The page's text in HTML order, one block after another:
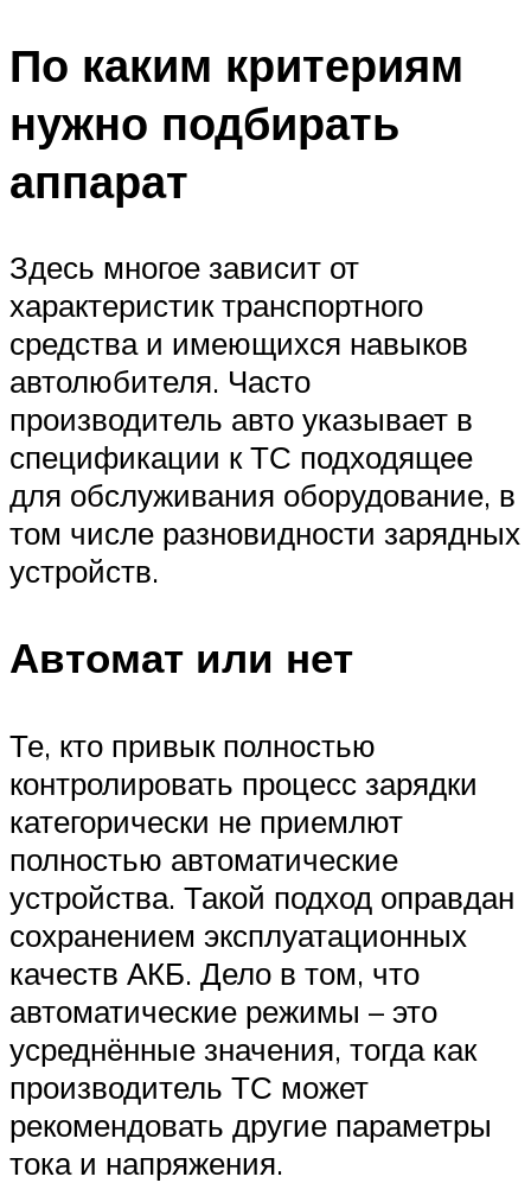
По каким критериям
нужно подбирать
аппарат
Здесь многое зависит от
характеристик транспортного
средства и имеющихся навыков
автолюбителя. Часто
производитель авто указывает в
спецификации к ТС подходящее
для обслуживания оборудование, в
том числе разновидности зарядных
устройств.
Автомат или нет
Те, кто привык полностью
контролировать процесс зарядки
категорически не приемлют
полностью автоматические
устройства. Такой подход оправдан
сохранением эксплуатационных
качеств АКБ. Дело в том, что
автоматические режимы – это
усреднённые значения, тогда как
производитель ТС может
рекомендовать другие параметры
тока и напряжения.